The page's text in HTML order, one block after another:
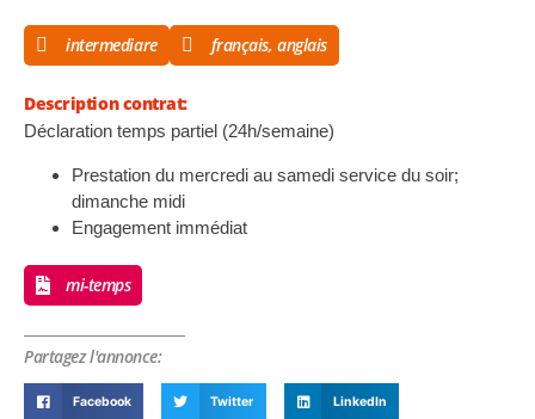
intermediare français, anglais
Description contrat:
Déclaration temps partiel (24h/semaine)
Prestation du mercredi au samedi service du soir;
dimanche midi
Engagement immédiat
mi-temps
Partagez l'annonce:
Facebook Twitter LinkedIn